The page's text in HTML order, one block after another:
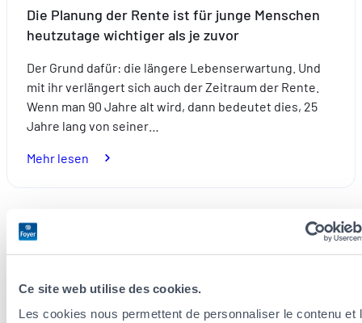
Ce site web utilise des cookies.
Les cookies nous permettent de personnaliser le contenu et
Die Planung der Rente ist für junge Menschen
heutzutage wichtiger als je zuvor
Der Grund dafür: die längere Lebenserwartung. Und
mit ihr verlängert sich auch der Zeitraum der Rente.
Wenn man 90 Jahre alt wird, dann bedeutet dies, 25
Jahre lang von seiner…
Mehr lesen
ist
junge
Menschen
Voraussicht